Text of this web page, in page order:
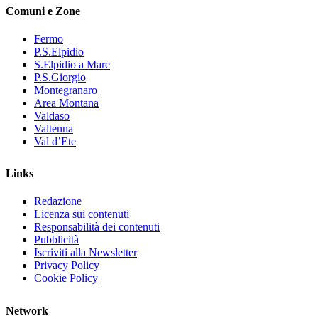
Comuni e Zone
Fermo
P.S.Elpidio
S.Elpidio a Mare
P.S.Giorgio
Montegranaro
Area Montana
Valdaso
Valtenna
Val d’Ete
Links
Redazione
Licenza sui contenuti
Responsabilità dei contenuti
Pubblicità
Iscriviti alla Newsletter
Privacy Policy
Cookie Policy
Network